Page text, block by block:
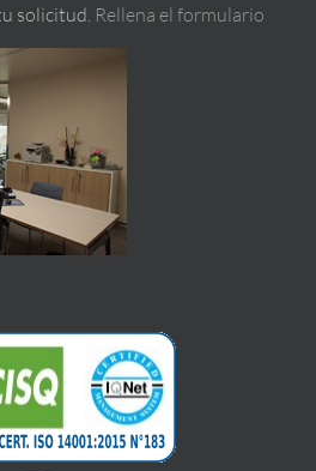
solicitud. Rellena el formulario